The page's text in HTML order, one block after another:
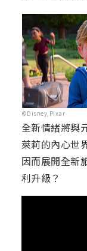
©Disney,Pixar
全新情緒將與
萊莉的內心世
因而展開全新
利升級？